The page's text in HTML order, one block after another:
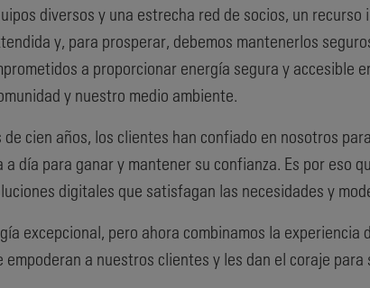
diversos y una estrecha red de socios, un
y, para prosperar, debemos mantenerlos
a proporcionar energía segura y accesible
y nuestro medio ambiente.
cien años, los clientes han confiado en nosotros
día para ganar y mantener su confianza. Es por eso
digitales que satisfagan las necesidades y
excepcional, pero ahora combinamos la
a nuestros clientes y les dan el coraje